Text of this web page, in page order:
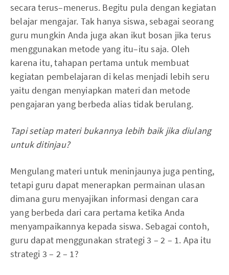
secara terus–menerus. Begitu pula dengan kegiatan
belajar mengajar. Tak hanya siswa, sebagai seorang
guru mungkin Anda juga akan ikut bosan jika terus
menggunakan metode yang itu–itu saja. Oleh
karena itu, tahapan pertama untuk membuat
kegiatan pembelajaran di kelas menjadi lebih seru
yaitu dengan menyiapkan materi dan metode
pengajaran yang berbeda alias tidak berulang.
Tapi setiap materi bukannya lebih baik jika diulang
untuk ditinjau?
Mengulang materi untuk meninjaunya juga penting,
tetapi guru dapat menerapkan permainan ulasan
dimana guru menyajikan informasi dengan cara
yang berbeda dari cara pertama ketika Anda
menyampaikannya kepada siswa. Sebagai contoh,
guru dapat menggunakan strategi 3 – 2 – 1. Apa itu
strategi 3 – 2 – 1?